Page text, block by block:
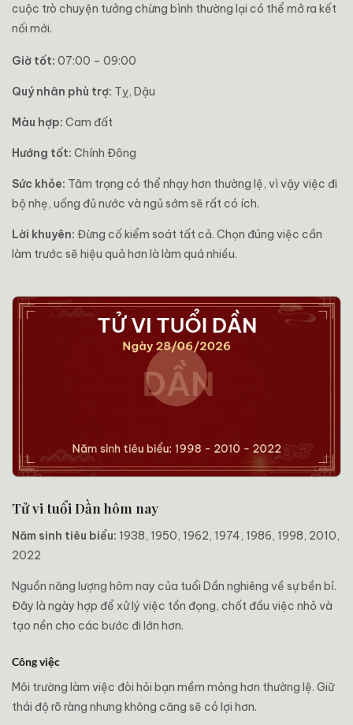
cuộc trò chuyện tưởng chừng bình thường lại có thể mở ra kết
nối mới.
Giờ tốt: 07:00 – 09:00
Quý nhân phù trợ: Tỵ, Dậu
Màu hợp: Cam đất
Hướng tốt: Chính Đông
Sức khỏe: Tâm trạng có thể nhạy hơn thường lệ, vì vậy việc đi
bộ nhẹ, uống đủ nước và ngủ sớm sẽ rất có ích.
Lời khuyên: Đừng cố kiểm soát tất cả. Chọn đúng việc cần
làm trước sẽ hiệu quả hơn là làm quá nhiều.
Tử vi tuổi Dần hôm nay
Năm sinh tiêu biểu: 1938, 1950, 1962, 1974, 1986, 1998, 2010,
2022
Nguồn năng lượng hôm nay của tuổi Dần nghiêng về sự bền bỉ.
Đây là ngày hợp để xử lý việc tồn đọng, chốt đầu việc nhỏ và
tạo nền cho các bước đi lớn hơn.
Công việc
Môi trường làm việc đòi hỏi bạn mềm mỏng hơn thường lệ. Giữ
thái độ rõ ràng nhưng không căng sẽ có lợi hơn.